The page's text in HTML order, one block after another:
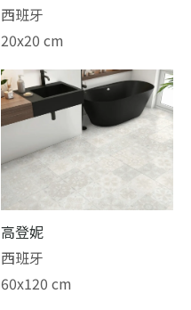
西班牙
20x20 cm
高登妮
西班牙
60x120 cm